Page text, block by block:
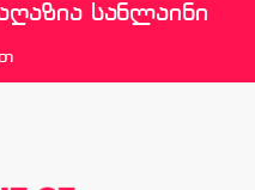
სანლაინი